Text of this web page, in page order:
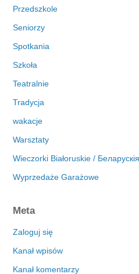
Przedszkole
Seniorzy
Spotkania
Szkoła
Teatralnie
Tradycja
wakacje
Warsztaty
Wieczorki Białoruskie /
Wyprzedaże Garażowe
Meta
Zaloguj się
Kanał wpisów
Kanał komentarzy